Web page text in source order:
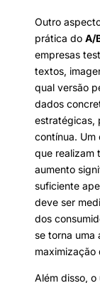
Outro
prática do A/
empresas
textos,
qual versão
dados
estratégicas,
contínua. Um
que realizam
aumento
suficiente
deve ser
dos
se torna uma
maximização
Além disso, o